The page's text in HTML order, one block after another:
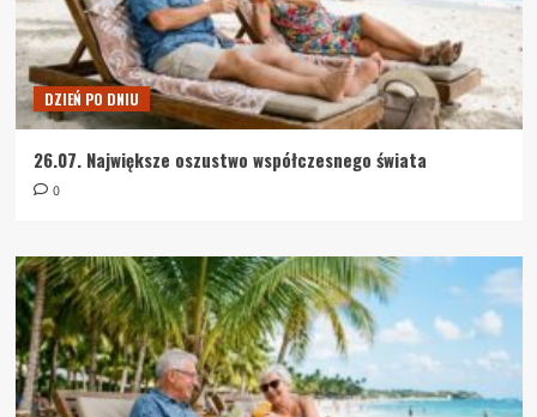
DZIEŃ PO DNIU
26.07. Największe oszustwo współczesnego świata
0